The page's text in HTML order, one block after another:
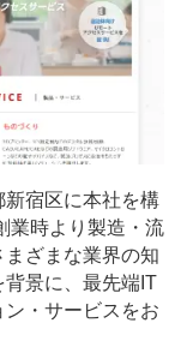
宿区に本社を構
業時より製造・流
ざまな業界の知
背景に、最先端IT
・サービスをお